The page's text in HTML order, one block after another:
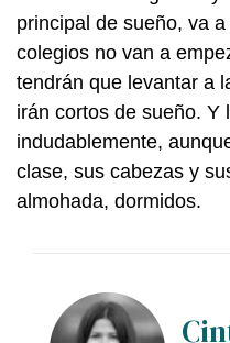
principal de sueño, va
colegios no van a
tendrán que levantar a
irán cortos de sueño. Y
indudablemente,
clase, sus cabezas y
almohada, dormidos.